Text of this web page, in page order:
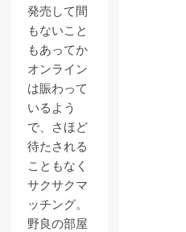
発売して間
もないこと
もあってか
オンライン
は賑わって
いるよう
で、さほど
待たされる
こともなく
サクサクマ
ッチング。
野良の部屋